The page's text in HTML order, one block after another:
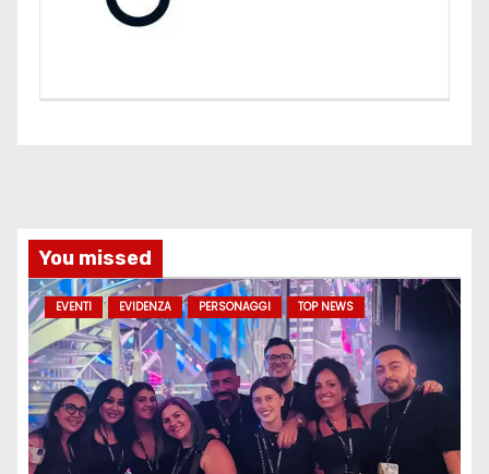
You missed
EVENTI EVIDENZA PERSONAGGI TOP NEWS